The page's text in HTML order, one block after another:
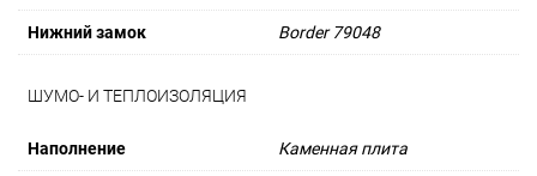
Нижний замок Border 79048
ШУМО- И ТЕПЛОИЗОЛЯЦИЯ
Наполнение Каменная плита